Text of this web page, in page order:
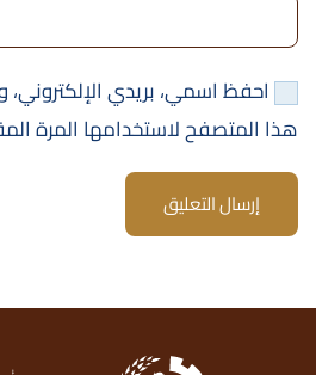
احفظ اسمي، بريدي الإلكتروني،
هذا المتصفح لاستخدامها المرة
إرسال التعليق